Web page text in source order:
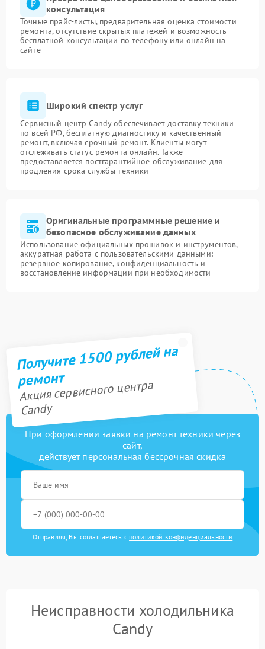
консультация
Точные прайс-листы, предварительная оценка стоимости
ремонта, отсутствие скрытых платежей и возможность
бесплатной консультации по телефону или онлайн на
сайте
Широкий спектр услуг
Сервисный центр Candy обеспечивает доставку техники
по всей РФ, бесплатную диагностику и качественный
ремонт, включая срочный ремонт. Клиенты могут
отслеживать статус ремонта онлайн. Также
предоставляется постгарантийное обслуживание для
продления срока службы техники
Оригинальные программные решение и
безопасное обслуживание данных
Использование официальных прошивок и инструментов,
аккуратная работа с пользовательскими данными:
резервное копирование, конфиденциальность и
восстановление информации при необходимости
Получите 1500 рублей на
ремонт
Акция сервисного центра
Candy
При оформлении заявки на ремонт техники через
сайт,
действует персональная бессрочная скидка
Отправляя, Вы соглашаетесь с политикой конфиденциальности
Неисправности холодильника
Candy